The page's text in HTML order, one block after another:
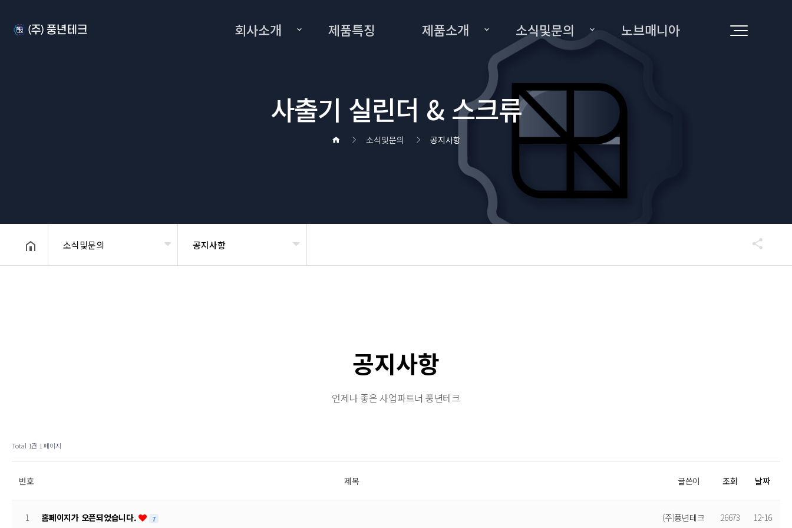
회사소개 제품특징 제품소개 소식및문의 노브매니아
사출기 실린더 & 스크류
소식및문의 공지사항
소식및문의 공지사항
공지사항
언제나 좋은 사업파트너 풍년테크
Total 1건 1 페이지
번호 제목 글쓴이 조회 날짜
1 홈페이지가 오픈되었습니다. 7 (주)풍년테크 26673 12-16